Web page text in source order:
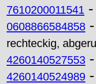
7610200011541 -
0608866584858 -
rechteckig,
4260140527553 -
4260140524989 -